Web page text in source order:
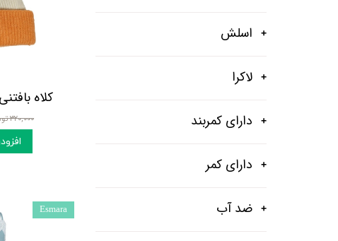
اسلش
لاکرا
دارای کمربند
دارای کمر
ضد آب
کلاه
۳۲۰,۰۰۰ تومان
Esmara